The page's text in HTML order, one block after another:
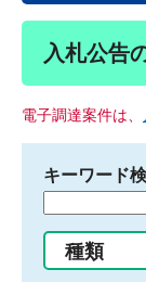
入札公告
電子調達案件は、
キーワード
る
種類